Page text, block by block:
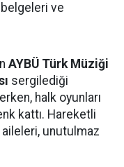
belgeleri ve
AYBÜ Türk Müziği
sergilediği
halk oyunları
kattı. Hareketli
unutulmaz